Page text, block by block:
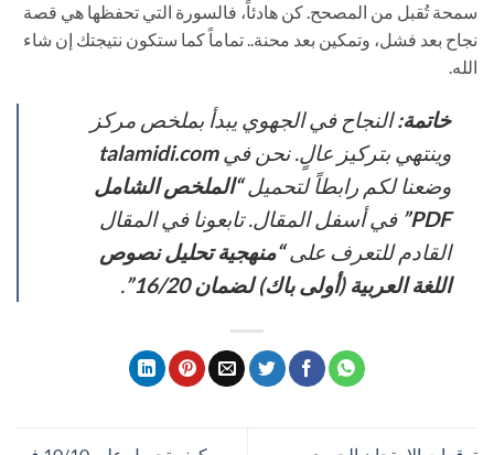
سمحة تُقبل من المصحح. كن هادئاً، فالسورة التي تحفظها هي قصة
نجاح بعد فشل، وتمكين بعد محنة.. تماماً كما ستكون نتيجتك إن شاء
الله.
خاتمة:النجاح في الجهوي يبدأ بملخص مركز
وينتهي بتركيز عالٍ. نحن فيtalamidi.com
وضعنا لكم رابطاً لتحميل“الملخص الشامل
PDF” في أسفل المقال. تابعونا في المقال
القادم للتعرف على“منهجية تحليل نصوص
اللغة العربية (أولى باك) لضمان 16/20”
.